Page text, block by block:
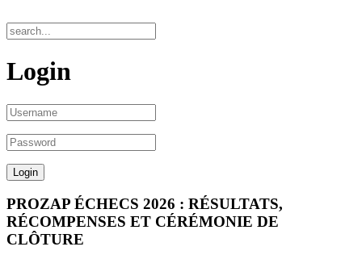
Login
PROZAP ÉCHECS 2026 : RÉSULTATS,
RÉCOMPENSES ET CÉRÉMONIE DE
CLÔTURE